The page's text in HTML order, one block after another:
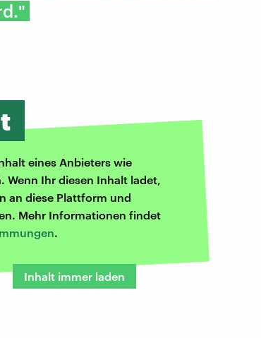
eines Anbieters wie
Wenn Ihr diesen Inhalt ladet,
an diese Plattform und
Mehr Informationen findet
.
Inhalt immer laden